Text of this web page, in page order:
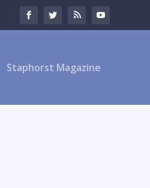
Staphorst Magazine